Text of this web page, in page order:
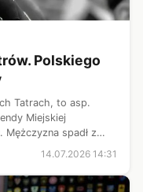
Polskiego
Tatrach, to asp.
Miejskiej
Mężczyzna spadł z
szlaku. "Cześć
14.07.2026 14:31